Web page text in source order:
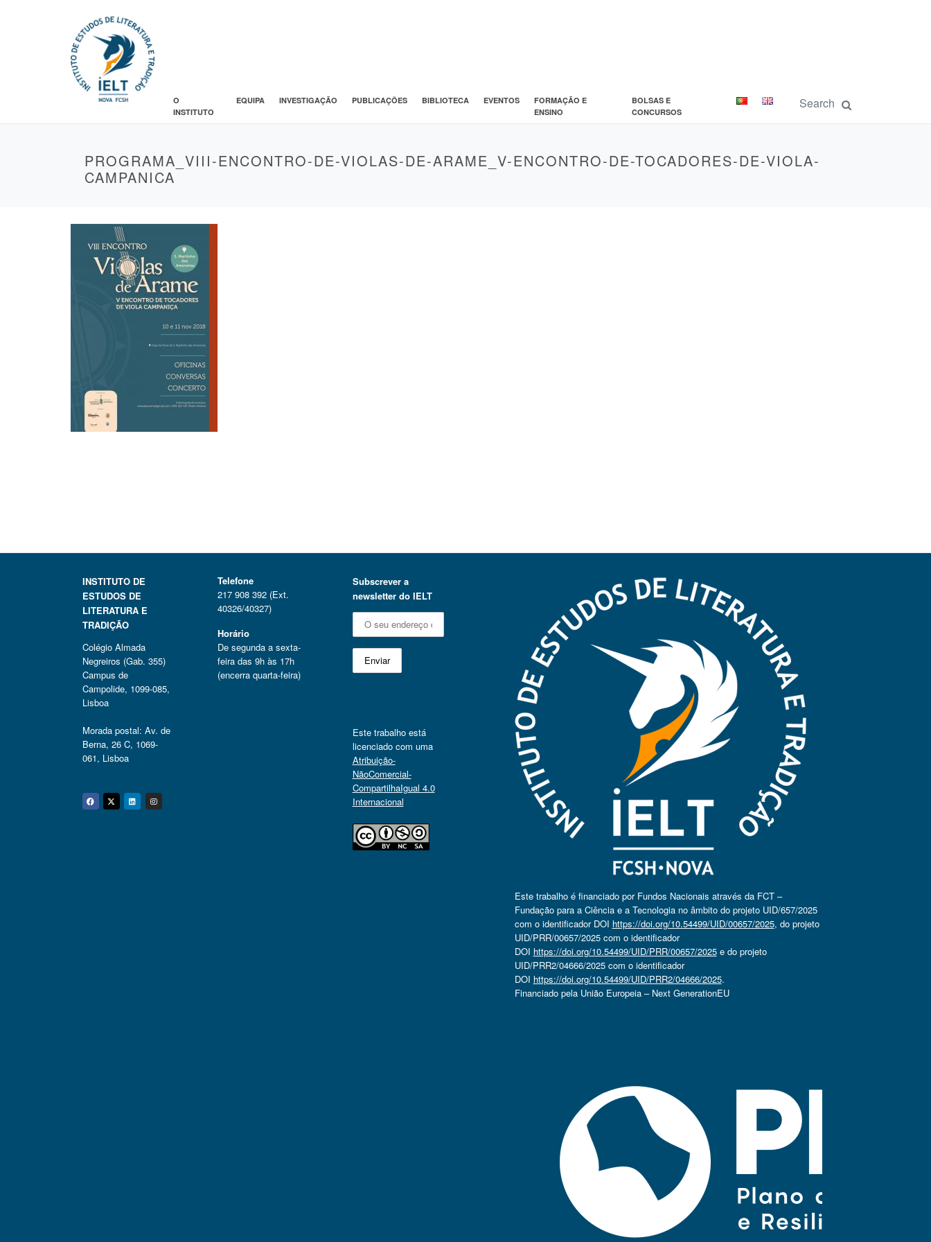
O
INSTITUTO
EQUIPA INVESTIGAÇÃO PUBLICAÇÕES BIBLIOTECA EVENTOS
FORMAÇÃO E
ENSINO
BOLSAS E
CONCURSOS
PROGRAMA_VIII-ENCONTRO-DE-VIOLAS-DE-ARAME_V-ENCONTRO-DE-TOCADORES-DE-VIOLA-
CAMPANICA
INSTITUTO DE
ESTUDOS DE
LITERATURA E
TRADIÇÃO
Colégio Almada
Negreiros (Gab. 355)
Campus de
Campolide, 1099-085,
Lisboa
Morada postal: Av. de
Berna, 26 C, 1069-
061, Lisboa
Facebook
Twitter
Linkedin
Instagram
Telefone
217 908 392 (Ext.
40326/40327)
Horário
De segunda a sexta-
feira das 9h às 17h
(encerra quarta-feira)
Subscrever a
newsletter do IELT
Este trabalho está
licenciado com uma
Atribuição-
NãoComercial-
CompartilhaIgual 4.0
Internacional
Este trabalho é financiado por Fundos Nacionais através da FCT –
Fundação para a Ciência e a Tecnologia no âmbito do projeto UID/657/2025
com o identificador DOI https://doi.org/10.54499/UID/00657/2025, do projeto
UID/PRR/00657/2025 com o identificador
DOI https://doi.org/10.54499/UID/PRR/00657/2025e do projeto
UID/PRR2/04666/2025 com o identificador
DOI https://doi.org/10.54499/UID/PRR2/04666/2025.
Financiado pela União Europeia – Next GenerationEU